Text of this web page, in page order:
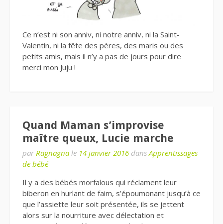
Ce n’est ni son anniv, ni notre anniv, ni la Saint-
Valentin, ni la fête des pères, des maris ou des
petits amis, mais il n’y a pas de jours pour dire
merci mon Juju !
Quand Maman s’improvise
maître queux, Lucie marche
par Ragnagna le 14 janvier 2016 dans Apprentissages
de bébé
Il y a des bébés morfalous qui réclament leur
biberon en hurlant de faim, s’époumonant jusqu’à ce
que l’assiette leur soit présentée, ils se jettent
alors sur la nourriture avec délectation et